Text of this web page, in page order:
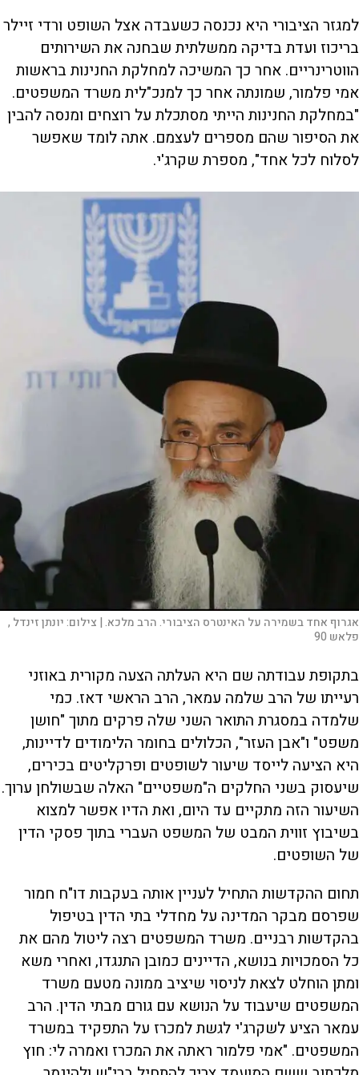
למגזר הציבורי היא נכנסה כשעבדה אצל השופט ורדי זיילר
בריכוז ועדת בדיקה ממשלתית שבחנה את השירותים
הווטרינריים. אחר כך המשיכה למחלקת החנינות בראשות
אמי פלמור, שמונתה אחר כך למנכ"לית משרד המשפטים.
"במחלקת החנינות הייתי מסתכלת על רוצחים ומנסה להבין
את הסיפור שהם מספרים לעצמם. אתה לומד שאפשר
לסלוח לכל אחד", מספרת שקרג'י.
אגרוף אחד בשמירה על האינטרס הציבורי. הרב מלכא. | צילום:יונתן זינדל ,
פלאש 90
בתקופת עבודתה שם היא העלתה הצעה מקורית באוזני
רעייתו של הרב שלמה עמאר, הרב הראשי דאז. כמי
שלמדה במסגרת התואר השני שלה פרקים מתוך "חושן
משפט" ו"אבן העזר", הכלולים בחומר הלימודים לדיינות,
היא הציעה לייסד שיעור לשופטים ופרקליטים בכירים,
שיעסוק בשני החלקים ה"משפטיים" האלה שבשולחן ערוך.
השיעור הזה מתקיים עד היום, ואת הדיו אפשר למצוא
בשיבוץ זווית המבט של המשפט העברי בתוך פסקי הדין
של השופטים.
תחום ההקדשות התחיל לעניין אותה בעקבות דו"ח חמור
שפרסם מבקר המדינה על מחדלי בתי הדין בטיפול
בהקדשות רבניים. משרד המשפטים רצה ליטול מהם את
כל הסמכויות בנושא, הדיינים כמובן התנגדו, ואחרי משא
ומתן הוחלט לצאת לניסוי שיציב ממונה מטעם משרד
המשפטים שיעבוד על הנושא עם גורם מבתי הדין. הרב
עמאר הציע לשקרג'י לגשת למכרז על התפקיד במשרד
המשפטים. "אמי פלמור ראתה את המכרז ואמרה לי: חוץ